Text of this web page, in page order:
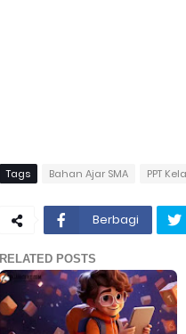
Tags Bahan Ajar SMA PPT
Berbagi
RELATED POSTS